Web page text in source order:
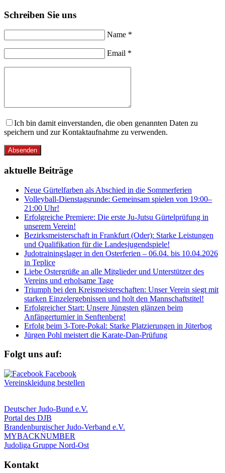
Schreiben Sie uns
Name *
Email *
Ich bin damit einverstanden, die oben genannten Daten zu
speichern und zur Kontaktaufnahme zu verwenden.
Absenden
aktuelle Beiträge
Neue Gürtelfarben als Abschied in die Sommerferien
Volleyball-Dienstagsrunde: Gemeinsam spielen von 19:00–
21:00 Uhr!
Erfolgreiche Premiere: Die erste Ju-Jutsu Gürtelprüfung in
unserem Verein!
Bezirksmeisterschaft in Frankfurt (Oder): Starke Leistungen
und Qualifikation für die Landesjugendspiele!
Judotrainingslager in den Osterferien – 06.04. bis 10.04.2026
in Teplice
Liebe Ostergrüße an alle Mitglieder und Unterstützer des
Vereins und erholsame Tage
Triumph bei den Kreismeisterschaften: Unser Verein siegt mit
starken Einzelergebnissen und holt den Mannschaftstitel!
Erfolgreicher Start: Unsere Jüngsten glänzen beim
Anfängerturnier in Senftenberg!
Erfolg beim 3-Tore-Pokal: Starke Platzierungen in Jüterbog
Jürgen Pohl meistert die Karate-Dan-Prüfung
Folgt uns auf:
Vereinskleidung bestellen
Deutscher Judo-Bund e.V.
Portal des DJB
Brandenburgischer Judo-Verband e.V.
MYBACKNUMBER
Judoliga Gruppe Nord-Ost
Kontakt